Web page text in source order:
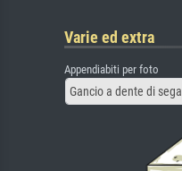
Varie ed extra
Appendiabiti per foto
Gancio a dente di sega